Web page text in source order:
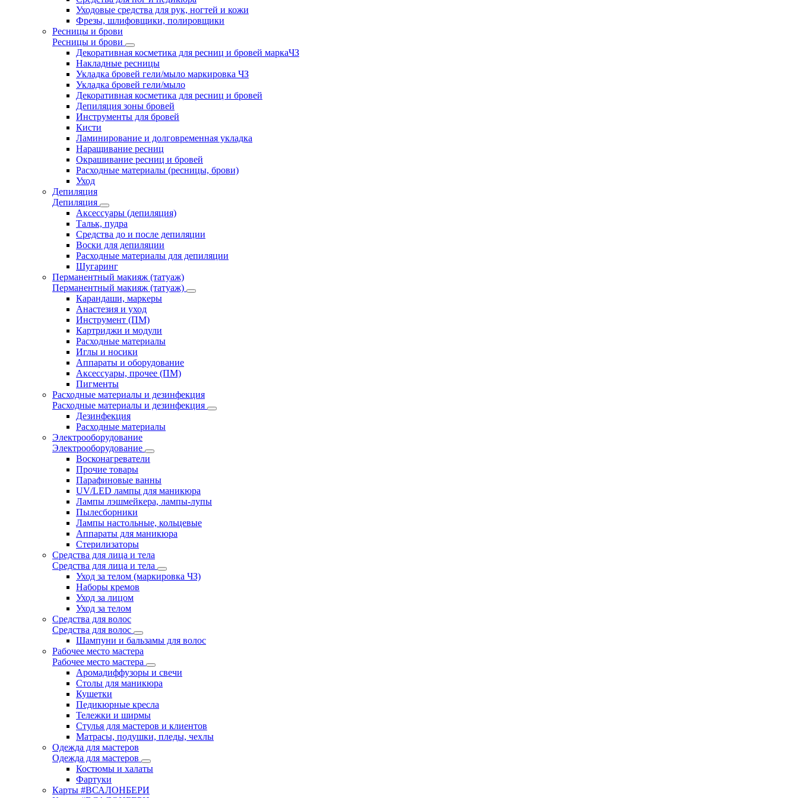
Уходовые средства для рук, ногтей и кожи
Фрезы, шлифовщики, полировщики
Ресницы и брови
Ресницы и брови
Декоративная косметика для ресниц и бровей маркаЧЗ
Накладные ресницы
Укладка бровей гели/мыло маркировка ЧЗ
Укладка бровей гели/мыло
Декоративная косметика для ресниц и бровей
Депиляция зоны бровей
Инструменты для бровей
Кисти
Ламинирование и долговременная укладка
Наращивание ресниц
Окрашивание ресниц и бровей
Расходные материалы (ресницы, брови)
Уход
Депиляция
Депиляция
Аксессуары (депиляция)
Тальк, пудра
Средства до и после депиляции
Воски для депиляции
Расходные материалы для депиляции
Шугаринг
Перманентный макияж (татуаж)
Перманентный макияж (татуаж)
Карандаши, маркеры
Анастезия и уход
Инструмент (ПМ)
Картриджи и модули
Расходные материалы
Иглы и носики
Аппараты и оборудование
Аксессуары, прочее (ПМ)
Пигменты
Расходные материалы и дезинфекция
Расходные материалы и дезинфекция
Дезинфекция
Расходные материалы
Электрооборудование
Электрооборудование
Восконагреватели
Прочие товары
Парафиновые ванны
UV/LED лампы для маникюра
Лампы лэшмейкера, лампы-лупы
Пылесборники
Лампы настольные, кольцевые
Аппараты для маникюра
Стерилизаторы
Средства для лица и тела
Средства для лица и тела
Уход за телом (маркировка ЧЗ)
Наборы кремов
Уход за лицом
Уход за телом
Средства для волос
Средства для волос
Шампуни и бальзамы для волос
Рабочее место мастера
Рабочее место мастера
Аромадиффузоры и свечи
Столы для маникюра
Кушетки
Педикюрные кресла
Тележки и ширмы
Стулья для мастеров и клиентов
Матрасы, подушки, пледы, чехлы
Одежда для мастеров
Одежда для мастеров
Костюмы и халаты
Фартуки
Карты #ВСАЛОНБЕРИ